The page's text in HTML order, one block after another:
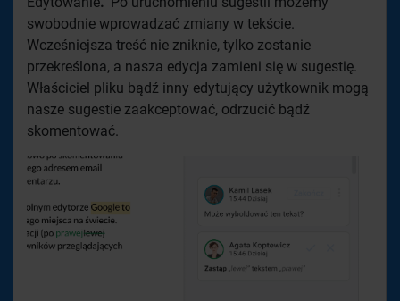
swobodnie wprowadzać zmiany w tekście.
Wcześniejsza treść nie zniknie, tylko zostanie
przekreślona, a nasza edycja zamieni się w sugestię.
Właściciel pliku bądź inny edytujący użytkownik mogą
nasze sugestie zaakceptować, odrzucić bądź
skomentować.